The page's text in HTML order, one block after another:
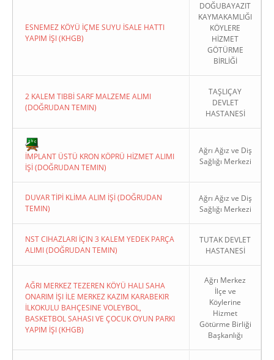
ESNEMEZ KÖYÜ İÇME SUYU İSALE HATTI
YAPIM İŞI (KHGB)
DOĞUBAYAZIT
KAYMAKAMLIĞI
KÖYLERE
HİZMET
GÖTÜRME
BİRLİĞİ
2 KALEM TIBBİ SARF MALZEME ALIMI
(DOĞRUDAN TEMIN)
TAŞLIÇAY
DEVLET
HASTANESİ
İMPLANT ÜSTÜ KRON KÖPRÜ HİZMET ALIMI
İŞİ (DOĞRUDAN TEMIN)
Ağrı Ağız ve Diş
Sağlığı Merkezi
DUVAR TİPİ KLİMA ALIM İŞİ (DOĞRUDAN
TEMIN)
Ağrı Ağız ve Diş
Sağlığı Merkezi
NST CIHAZLARI İÇIN 3 KALEM YEDEK PARÇA
ALIMI (DOĞRUDAN TEMIN)
TUTAK DEVLET
HASTANESİ
AĞRI MERKEZ TEZEREN KÖYÜ HALI SAHA
ONARIM İŞI İLE MERKEZ KAZIM KARABEKIR
İLKOKULU BAHÇESINE VOLEYBOL,
BASKETBOL SAHASI VE ÇOCUK OYUN PARKI
YAPIM İŞI (KHGB)
Ağrı Merkez
İlçe ve
Köylerine
Hizmet
Götürme Birliği
Başkanlığı